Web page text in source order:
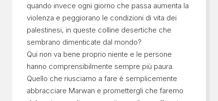
quando invece ogni giorno che passa aumenta la
violenza e peggiorano le condizioni di vita dei
palestinesi, in queste colline desertiche che
sembrano dimenticate dal mondo?
Qui non va bene proprio niente e le persone
hanno comprensibilmente sempre più paura.
Quello che riusciamo a fare è semplicemente
abbracciare Marwan e promettergli che faremo